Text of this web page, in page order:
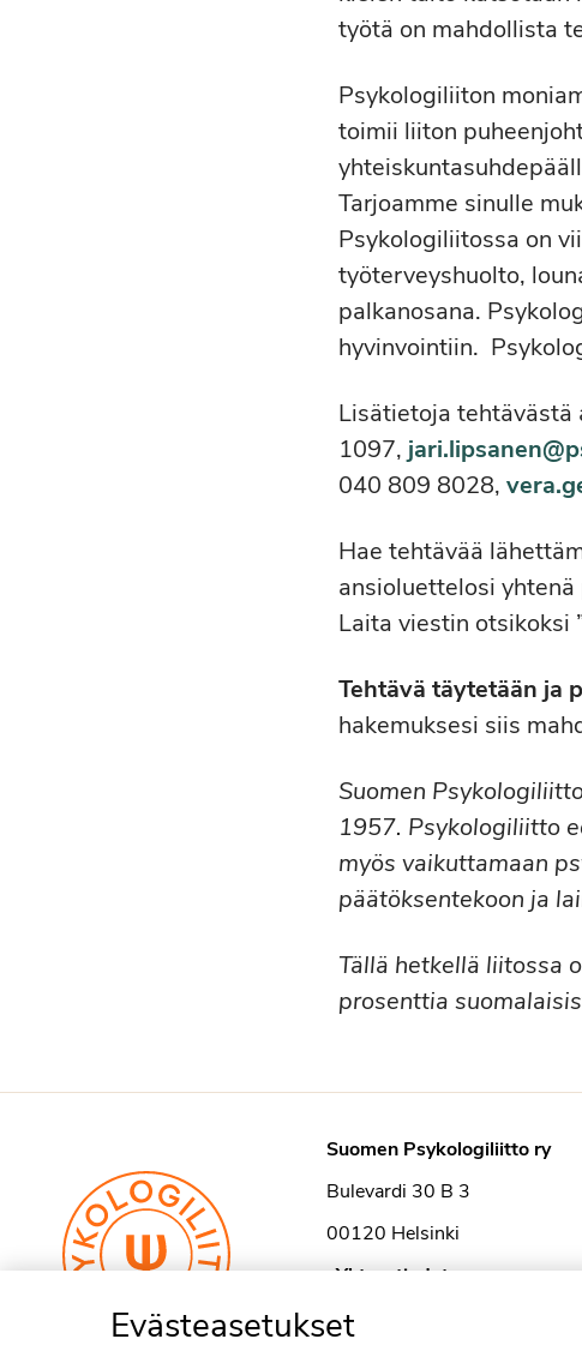
työtä on mahdollista
Psykologiliiton
toimii liiton
Tarjoamme sinulle
Psykologiliitossa on
työterveyshuolto,
palkanosana.
hyvinvointiin.
Lisätietoja tehtävästä
1097,
040 809 8028,
Hae tehtävää
ansioluettelosi
Laita viestin otsikoksi
Tehtävä täytetään ja
hakemuksesi siis
Suomen
1957. Psykologiliitto
myös vaikuttamaan
päätöksentekoon ja
Tällä hetkellä liitossa
prosenttia
Suomen Psykologiliitto ry
Bulevardi 30 B 3
00120 Helsinki
›Yhteystiedot
Evästeasetukset